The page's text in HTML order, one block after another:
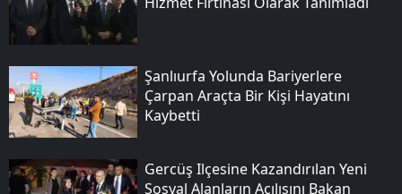
Şanlıurfa Yolunda Bariyerlere
Çarpan Araçta Bir Kişi Hayatını
Kaybetti
Gercüş Ilçesine Kazandırılan Yeni
Sosyal Alanların Açılışını Bakan